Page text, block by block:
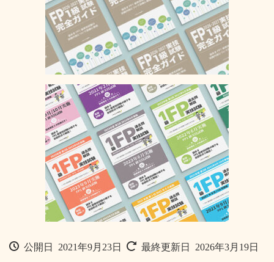
公開日 2021年9月23日 最終更新日 2026年3月19日